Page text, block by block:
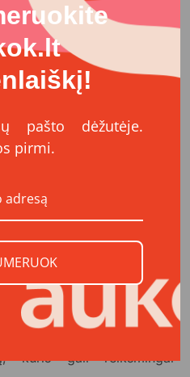
likimo žmonėmis.
įvertinę Roko būklę,
intensyvi bei specializuota
sustiprėti ir padidinti jo
lavinti komunikacijos
tapti dideliu žingsniu į
ir jo šeimai.
kad pirmiems dviem
siūlo pradėti, reikia
Iš jų 89 tūkst. Eur reikia
dar po 20 tūkst. Eur
pirmyn ir atgal, o likusią
atvejams, pavyzdžiui,
ligoninėje.
greitai surinkti tokią
kviečiame prisidėti ir
kuris gali reikšmingai
pašto dėžutėje.
pirmi.